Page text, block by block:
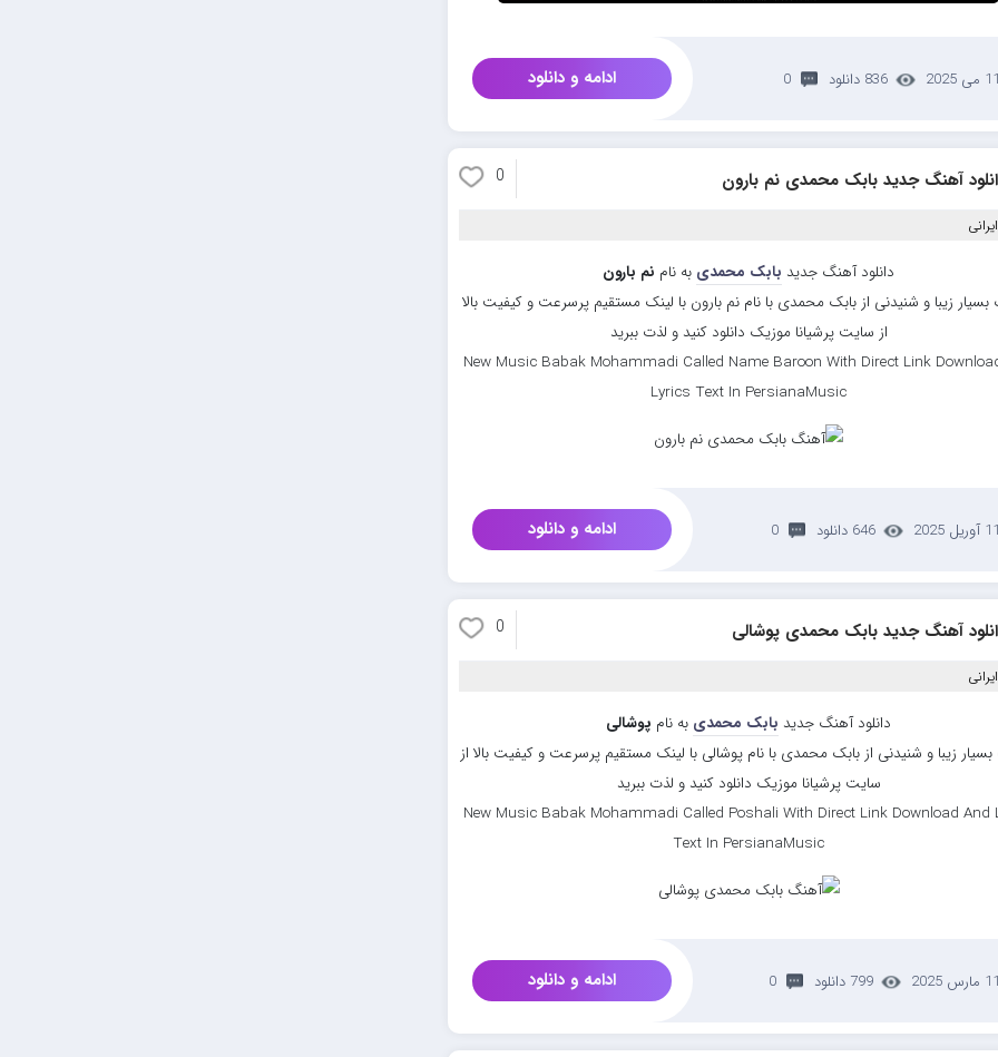
11 می 2025 836 دانلود 0 ادامه و دانلود
آهنگ جدید بابک محمدی نم بارون 0
دانلود آهنگ جدید بابک محمدی به نام نم بارون
زیبا و شنیدنی از بابک محمدی با نام نم بارون با لینک مستقیم پرسرعت و کیفیت بالا
از سایت پرشیانا موزیک دانلود کنید و لذت ببرید
New Music Babak Mohammadi Called Name Baroon With Direct Link
Lyrics Text In PersianaMusic
11 آوریل 2025 646 دانلود 0 ادامه و دانلود
آهنگ جدید بابک محمدی پوشالی 0
دانلود آهنگ جدید بابک محمدی به نام پوشالی
زیبا و شنیدنی از بابک محمدی با نام پوشالی با لینک مستقیم پرسرعت و کیفیت بالا از
سایت پرشیانا موزیک دانلود کنید و لذت ببرید
New Music Babak Mohammadi Called Poshali With Direct Link Download And
Text In PersianaMusic
11 مارس 2025 799 دانلود 0 ادامه و دانلود